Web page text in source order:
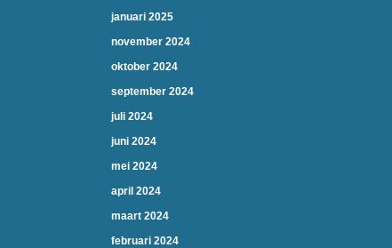
januari 2025
november 2024
oktober 2024
september 2024
juli 2024
juni 2024
mei 2024
april 2024
maart 2024
februari 2024